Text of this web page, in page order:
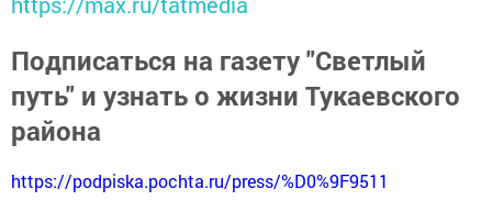
Подписаться на газету "Светлый
путь" и узнать о жизни Тукаевского
района
https://podpiska.pochta.ru/press/%D0%9F9511